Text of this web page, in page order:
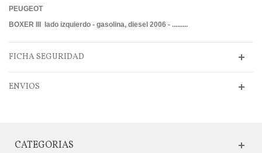
PEUGEOT
BOXER III lado izquierdo - gasolina, diesel 2006 - .........
FICHA SEGURIDAD
ENVIOS
CATEGORIAS